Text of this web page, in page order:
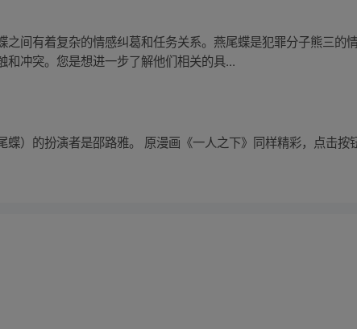
之间有着复杂的情感纠葛和任务关系。燕尾蝶是犯罪分子熊三的
冲突。您是想进一步了解他们相关的具...
）的扮演者是邵路雅。 原漫画《一人之下》同样精彩，点击按